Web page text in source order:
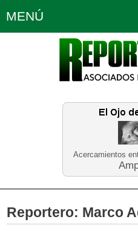
Acercamientos
MENÚ
Política
Planeta
Reportero: Marco